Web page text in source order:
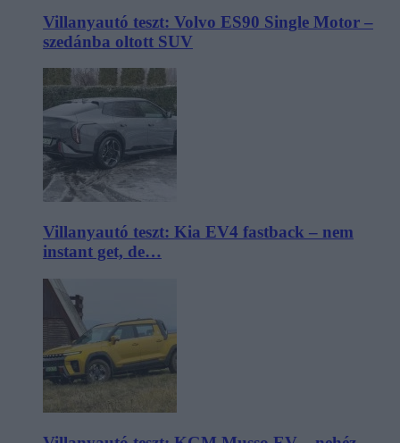
Villanyautó teszt: Volvo ES90 Single Motor –
szedánba oltott SUV
Villanyautó teszt: Kia EV4 fastback – nem
instant get, de…